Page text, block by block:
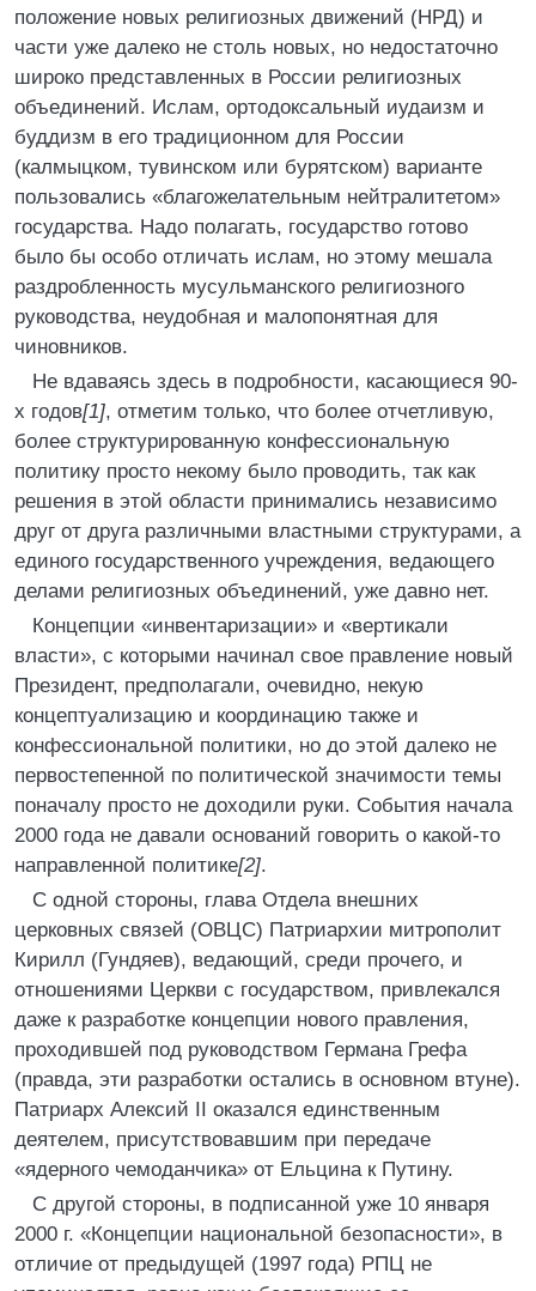
положение новых религиозных движений (НРД) и
части уже далеко не столь новых, но недостаточно
широко представленных в России религиозных
объединений. Ислам, ортодоксальный иудаизм и
буддизм в его традиционном для России
(калмыцком, тувинском или бурятском) варианте
пользовались «благожелательным нейтралитетом»
государства. Надо полагать, государство готово
было бы особо отличать ислам, но этому мешала
раздробленность мусульманского религиозного
руководства, неудобная и малопонятная для
чиновников.
Не вдаваясь здесь в подробности, касающиеся 90-
х годов[1], отметим только, что более отчетливую,
более структурированную конфессиональную
политику просто некому было проводить, так как
решения в этой области принимались независимо
друг от друга различными властными структурами, а
единого государственного учреждения, ведающего
делами религиозных объединений, уже давно нет.
Концепции «инвентаризации» и «вертикали
власти», с которыми начинал свое правление новый
Президент, предполагали, очевидно, некую
концептуализацию и координацию также и
конфессиональной политики, но до этой далеко не
первостепенной по политической значимости темы
поначалу просто не доходили руки. События начала
2000 года не давали оснований говорить о какой-то
направленной политике[2].
С одной стороны, глава Отдела внешних
церковных связей (ОВЦС) Патриархии митрополит
Кирилл (Гундяев), ведающий, среди прочего, и
отношениями Церкви с государством, привлекался
даже к разработке концепции нового правления,
проходившей под руководством Германа Грефа
(правда, эти разработки остались в основном втуне).
Патриарх Алексий II оказался единственным
деятелем, присутствовавшим при передаче
«ядерного чемоданчика» от Ельцина к Путину.
С другой стороны, в подписанной уже 10 января
2000 г. «Концепции национальной безопасности», в
отличие от предыдущей (1997 года) РПЦ не